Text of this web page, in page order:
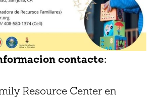
contacte:
Resource Center en